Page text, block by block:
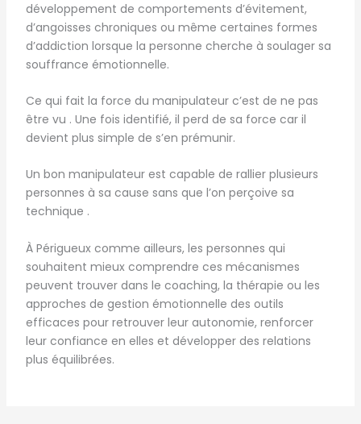
développement de comportements d’évitement,
d’angoisses chroniques ou même certaines formes
d’addiction lorsque la personne cherche à soulager sa
souffrance émotionnelle.
Ce qui fait la force du manipulateur c’est de ne pas
être vu . Une fois identifié, il perd de sa force car il
devient plus simple de s’en prémunir.
Un bon manipulateur est capable de rallier plusieurs
personnes à sa cause sans que l’on perçoive sa
technique .
À Périgueux comme ailleurs, les personnes qui
souhaitent mieux comprendre ces mécanismes
peuvent trouver dans le coaching, la thérapie ou les
approches de gestion émotionnelle des outils
efficaces pour retrouver leur autonomie, renforcer
leur confiance en elles et développer des relations
plus équilibrées.